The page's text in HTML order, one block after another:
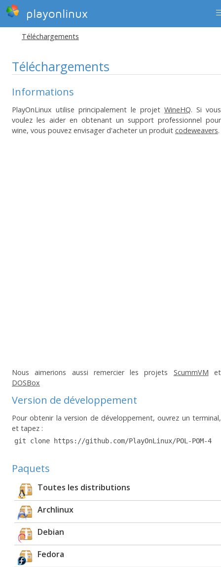
playonlinux
Téléchargements
Téléchargements
Informations
PlayOnLinux utilise principalement le projet WineHQ. Si vous
voulez les aider en obtenant un support professionnel pour
wine, vous pouvez envisager d'acheter un produit codeweavers.
Nous aimerions aussi remercier les projets ScummVM et
DOSBox
Version de développement
Pour obtenir la version de développement, ouvrez un terminal,
et tapez :
git clone https://github.com/PlayOnLinux/POL-POM-4
Paquets
Toutes les distributions
Archlinux
Debian
Fedora